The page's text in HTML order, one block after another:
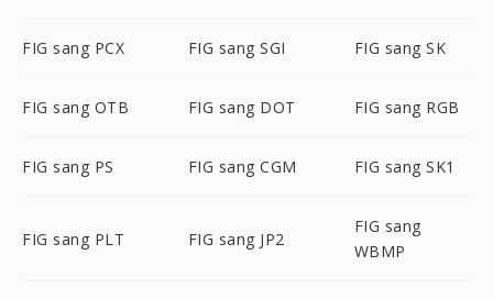
FIG sang PCX FIG sang SGI FIG sang SK
FIG sang OTB FIG sang DOT FIG sang RGB
FIG sang PS FIG sang CGM FIG sang SK1
FIG sang PLT FIG sang JP2
FIG sang
WBMP